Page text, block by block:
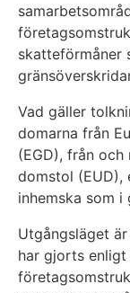
skatteförmåner
Vad gäller
domarna från
(EGD), från och
domstol (EUD),
inhemska som i
Utgångsläget
har gjorts